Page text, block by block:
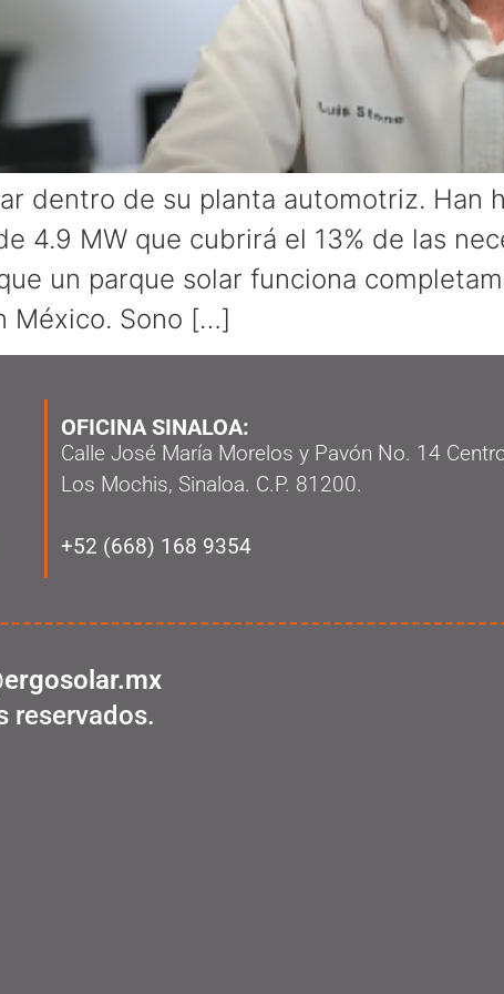
dentro de su planta automotriz. Han
4.9 MW que cubrirá el 13% de las
un parque solar funciona
México. Sono […]
OFICINA SINALOA:
Calle José María Morelos y Pavón No. 14
Los Mochis, Sinaloa. C.P. 81200.
+52 (668) 168 9354
reservados.